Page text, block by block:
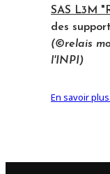
SAS L3M
des
(©relais
l'INPI)
En savoir